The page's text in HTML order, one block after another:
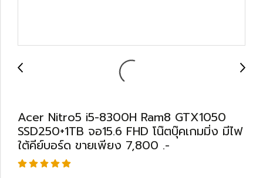
Acer Nitro5 i5-8300H Ram8 GTX1050
SSD250+1TB จอ15.6 FHD โน๊ตบุ๊คเกมมิ่ง มีไฟ
ใต้คีย์บอร์ด ขายเพียง 7,800 .-